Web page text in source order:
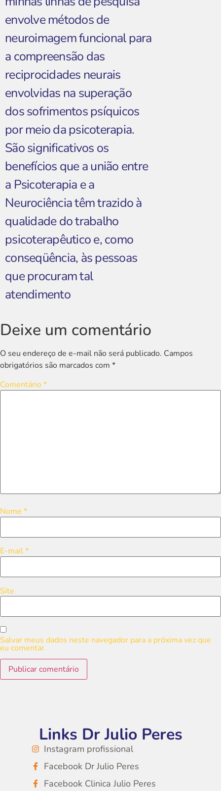
envolve métodos de
neuroimagem funcional para
a compreensão das
reciprocidades neurais
envolvidas na superação
dos sofrimentos psíquicos
por meio da psicoterapia.
São significativos os
benefícios que a união entre
a Psicoterapia e a
Neurociência têm trazido à
qualidade do trabalho
psicoterapêutico e, como
conseqüência, às pessoas
que procuram tal
atendimento
Deixe um comentário
O seu endereço de e-mail não será publicado. Campos
obrigatórios são marcados com *
Comentário*
Nome *
E-mail*
Site
Salvar meus dados neste navegador para a próxima vez que
eu comentar.
Links Dr Julio Peres
Instagram profissional
Facebook Dr Julio Peres
Facebook Clinica Julio Peres